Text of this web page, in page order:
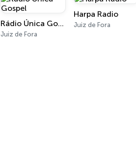
Rádio Única Gospel
Juiz de Fora
Harpa Radio
Juiz de Fora